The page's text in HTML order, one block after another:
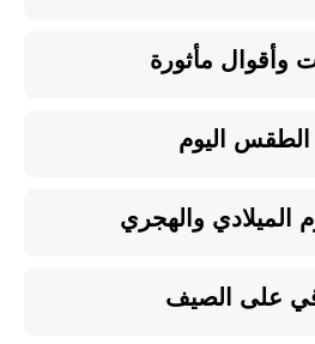
وأقوال مأثورة
الطقس اليوم
الميلادي والهجري
على الصيف